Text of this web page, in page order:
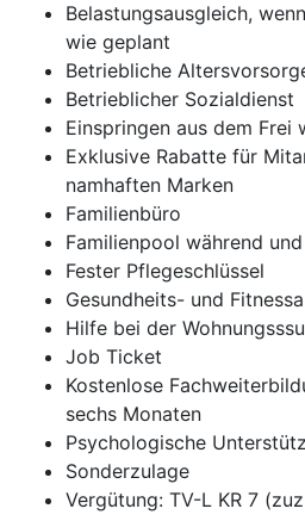
Belastungsausgleich,
wie geplant
Betriebliche
Betrieblicher Sozialdienst
Einspringen aus dem Frei
Exklusive Rabatte für
namhaften Marken
Familienbüro
Familienpool während
Fester Pflegeschlüssel
Gesundheits- und
Hilfe bei der
Job Ticket
Kostenlose
sechs Monaten
Psychologische
Sonderzulage
Vergütung: TV-L KR 7